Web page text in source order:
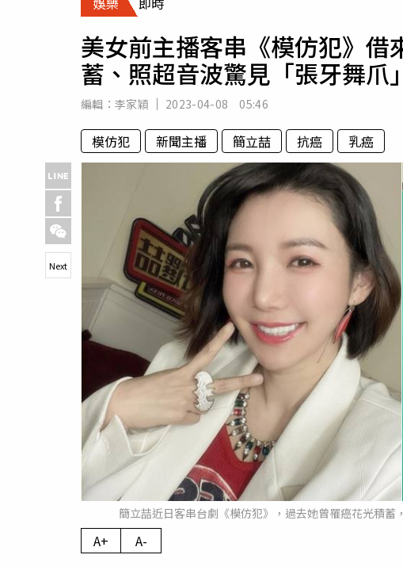
專欄
房產新勢力
美女前主播客串《模仿犯》
蓄、照超音波驚見「張牙舞爪
編輯： 李家穎 2023-04-08 05:46
模仿犯 新聞主播 簡立喆 抗癌 乳癌
簡立喆近日客串台劇《模仿犯》，過去她曾罹癌花光積蓄
Next
A+ A-